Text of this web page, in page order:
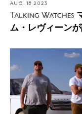
AUG. 18 2023
Talking Watches
ム・レヴィーン